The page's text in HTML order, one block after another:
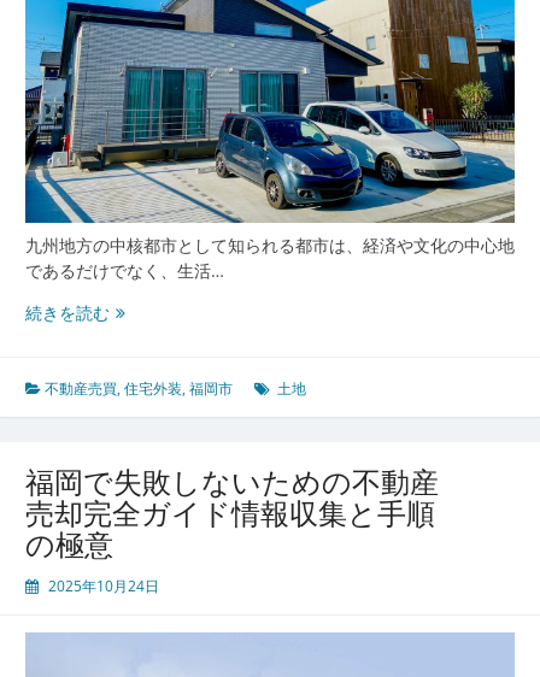
九州地方の中核都市として知られる都市は、経済や文化の中心地
であるだけでなく、生活…
続きを読む福
が
牽
る
利
便
性
と
適
不動産売買,住宅外装,福岡市 土地
福岡で失敗しないための不動産
売却完全ガイド情報収集と手順
の極意
2025年10月24日